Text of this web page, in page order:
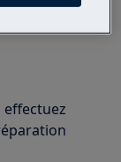
effectuez